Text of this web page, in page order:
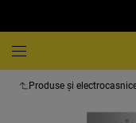
Produse și